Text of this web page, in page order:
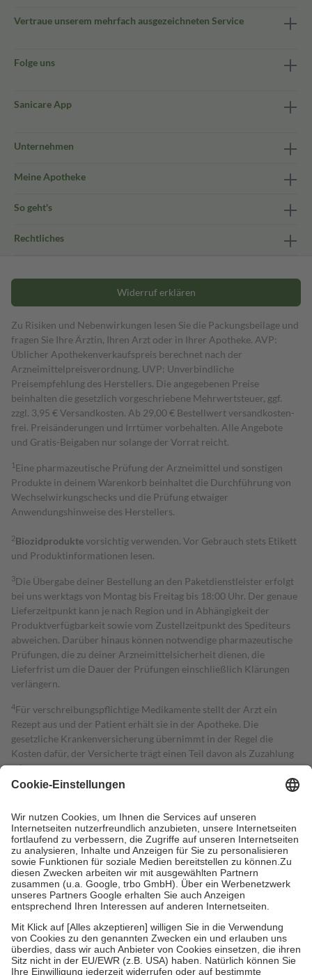
Vertraue unserem mehrfach ausgezeichneten Service
Folge uns
Sanicare App
Unternehmen
Meine Apotheke
So geht's
Rechtliches
Widerruf erklären
Zu Risiken und Nebenwirkungen lesen Sie die Packungsbeilage und
fragen Sie Ihre Ärztin, Ihren Arzt oder in Ihrer Apotheke. AVP:
Üblicher Apothekenverkaufspreis berechnet nach der
Arzneimittelpreisverordnung. UVP: Unverbindliche
Preisempfehlung des Herstellers. Die angegebenen Preise
beinhalten die gesetzlich vorgeschriebene Mehrwertsteuer, ggf.
zzgl. 3,95 € Versandkosten. Ab 29,00 € Bestell­wert versand­kosten­
frei. Preisänderungen und Irrtümer vorbehalten. Alle Angebote
und Gratis-Beigaben nur solange der Vorrat reicht.
1 Eine pharmazeutische Prüfung der Arzneimittel und sonstigen
Produkte in deinem Warenkorb beinhaltet die Durchführung von
Wechselwirkungschecks und die Prüfung etwaiger
Anwendungshinweise des Herstellers.
2Biozidproduktevorsichtig verwenden. Vor Gebrauch stets Etikett
und Produktinformationen lesen.
3Die Übergabe deiner Bestellung an den Paketdienstleister erfolgt
bei uns werktags von Montag bis Freitag bis 18:00 Uhr. Der genaue
Lieferzeitpunkt kann je nach Region und in Abhängigkeit der
Produktverfügbarkeit sowie vom Zustellzeitpunkt des Spediteurs
abweichen. Darüber hinaus können notwendige pharmazeutische
Prüfungen, die zu deiner Arzneimittelsicherheit dienen, die
Lieferfrist um die Dauer der Prüfungen einschließlich Klärungen
verlängern.
4Für verschreibungspflichtige Medikamente stellt der Arzt ein
Rezept aus und der Patient erhält sie in der Apotheke. Die
gesetzliche Krankenversicherung übernimmt in der Regel die
Kosten dafür, der Versicherte trägt einen Teil davon als Zuzahlung
mit.
Grundsätzlich leisten Mitglieder Zuzahlungen in Höhe von zehn
höchstens zehn Euro.
Es sind jedoch nie mehr als die tatsächlichen
Kosten der Leistung zu entrichten.
Diese Regeln gelten grundsätzlich auch für Online-Apotheken.
Bei Heilmitteln und häuslicher Krankenpflege beträgt die
Zuzahlung zehn Prozent der Kosten sowie zehn Euro je
Verordnung.
Um das Engagement der Versicherten für ihre eigene Gesundheit zu
stärken und die besondere Stellung der Familie zu unterstützen,
fallenkeine Zuzahlungenan bei:
• Kindern und Jugendlichen bis zum vollendeten 18. Lebensjahr
mit Ausnahme der Fahrkosten
• Untersuchungen zur Vorsorge und Früherkennung, die von der